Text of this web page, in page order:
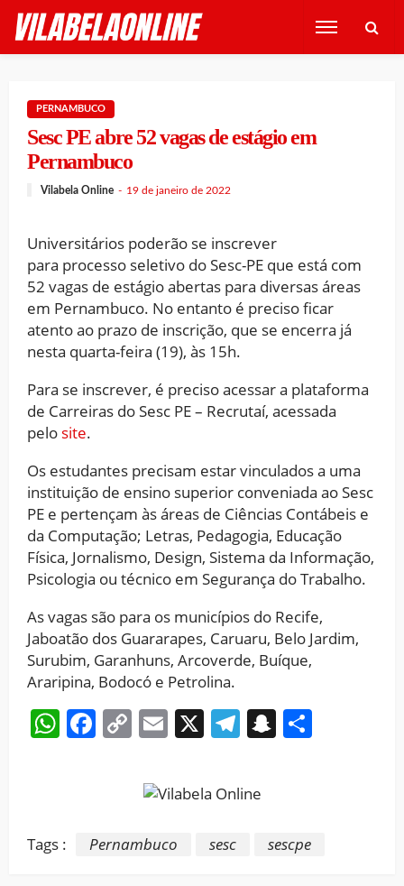
PERNAMBUCO
Sesc PE abre 52 vagas de estágio em
Pernambuco
Vilabela Online 19 de janeiro de 2022
Universitários poderão se inscrever
para processo seletivo do Sesc-PE que está com
52 vagas de estágio abertas para diversas áreas
em Pernambuco. No entanto é preciso ficar
atento ao prazo de inscrição, que se encerra já
nesta quarta-feira (19), às 15h.
Para se inscrever, é preciso acessar a plataforma
de Carreiras do Sesc PE – Recrutaí, acessada
pelo site.
Os estudantes precisam estar vinculados a uma
instituição de ensino superior conveniada ao Sesc
PE e pertençam às áreas de Ciências Contábeis e
da Computação; Letras, Pedagogia, Educação
Física, Jornalismo, Design, Sistema da Informação,
Psicologia ou técnico em Segurança do Trabalho.
As vagas são para os municípios do Recife,
Jaboatão dos Guararapes, Caruaru, Belo Jardim,
Surubim, Garanhuns, Arcoverde, Buíque,
Araripina, Bodocó e Petrolina.
WhatsApp
Facebook
CopyEmail
X Telegram
Snapchat
Tags : Pernambuco sesc sescpe